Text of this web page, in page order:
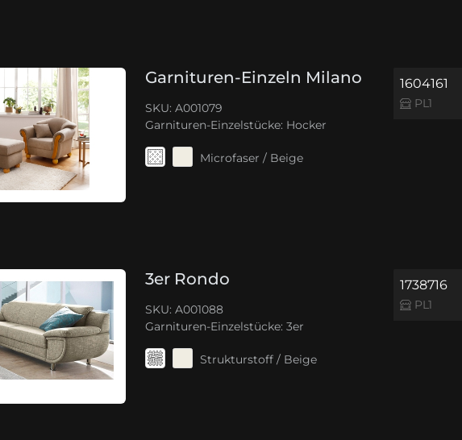
Garnituren-Einzeln Milano
SKU: A001079
Garnituren-Einzelstücke: Hocker
Microfaser / Beige
1604161
PL1
3er Rondo
SKU: A001088
Garnituren-Einzelstücke: 3er
Strukturstoff / Beige
1738716
PL1